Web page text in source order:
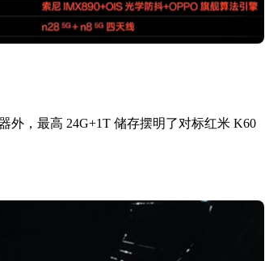
外，最高 24G+1T 储存摆明了对标红米 K60